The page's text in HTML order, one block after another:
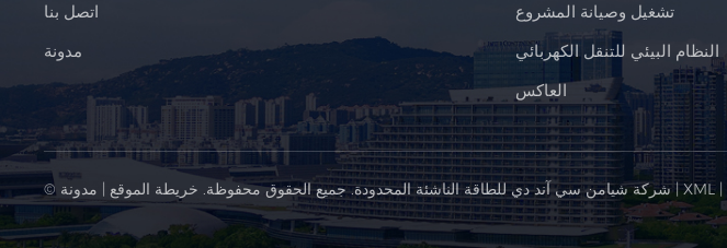
اتصل بنا
مدونة
تشغيل وصيانة المشروع
النظام البيئي للتنقل الكهربائي
العاكس
© شركة شيامن سي آند دي للطاقة الناشئة المحدودة. جميع الحقوق محفوظة. خريطة الموقع مدونة |XML|